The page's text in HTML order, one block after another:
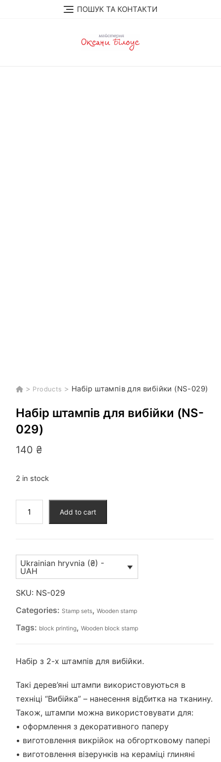
ПОШУК ТА КОНТАКТИ
> Products > Набір штампів для вибійки (NS-029)
Набір штампів для вибійки (NS-
029)
140 ₴
2 in stock
штампів
вибійки
(NS-
029)
quantity
Add to cart
Ukrainian hryvnia (₴) -
UAH
SKU: NS-029
Categories: Stamp sets, Wooden stamp
Tags: block printing, Wooden block stamp
Набір з 2-х штампів для вибійки.
Такі дерев’яні штампи використовуються в
техніці “Вибійка” – нанесення відбитка на тканину.
Також, штампи можна використовувати для:
• оформлення з декоративного паперу
• виготовлення викрійок на обгортковому папері
• виготовлення візерунків на кераміці глиняні